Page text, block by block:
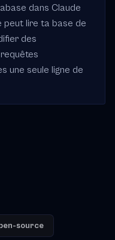
dans Claude
peut lire ta base de
des
une seule ligne de
source